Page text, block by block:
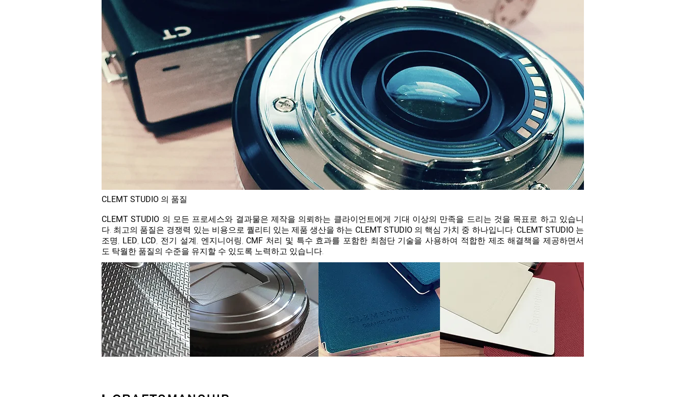
CLEMT STUDIO 의 품질
CLEMT STUDIO 의 모든 프로세스와 결과물은 제작을 의뢰하는 클라이언트에게 기대 이상의 만족을 드리는 것을 목표로 하고 있습니
다. 최고의 품질은 경쟁력 있는 비용으로 퀄리티 있는 제품 생산을 하는 CLEMT STUDIO 의 핵심 가치 중 하나입니다. CLEMT STUDIO 는
조명, LED, LCD, 전기 설계, 엔지니어링, CMF 처리 및 특수 효과를 포함한 최첨단 기술을 사용하여 적합한 제조 해결책을 제공하면서
도 탁월한 품질의 수준을 유지할 수 있도록 노력하고 있습니다.